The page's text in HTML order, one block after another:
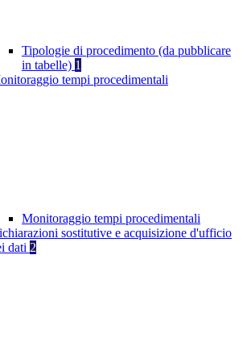
Tipologie di procedimento (da pubblicare
in tabelle) 1
tempi procedimentali
Monitoraggio tempi procedimentali
sostitutive e acquisizione d'ufficio
dati 2